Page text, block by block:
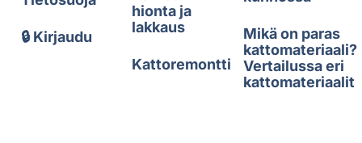
🔒 Kirjaudu
hionta ja
lakkaus
Kattoremontti
Mikä on paras
kattomateriaali?
Vertailussa eri
kattomateriaalit